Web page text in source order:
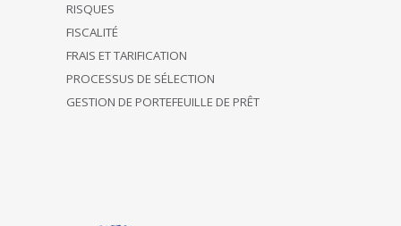
RISQUES
FISCALITÉ
FRAIS ET TARIFICATION
PROCESSUS DE SÉLECTION
GESTION DE PORTEFEUILLE DE PRÊT